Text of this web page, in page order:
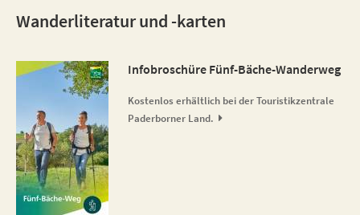
Wanderliteratur und -karten
Infobroschüre Fünf-Bäche-Wanderweg
Kostenlos erhältlich bei der Touristikzentrale
Paderborner Land.